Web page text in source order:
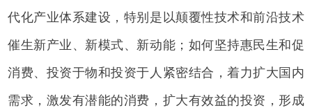
代化产业体系建设，特别是以颠覆性技术和前沿技术
催生新产业、新模式、新动能；如何坚持惠民生和促
消费、投资于物和投资于人紧密结合，着力扩大国内
需求，激发有潜能的消费，扩大有效益的投资，形成